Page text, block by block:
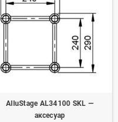
AlluStage AL34100 SKL —
аксесуар